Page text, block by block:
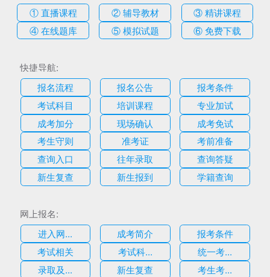
① 直播课程 ② 辅导教材
③ 精讲课程
④ 在线题库
⑤ 模拟试题 ⑥ 免费下载
快捷导航:
报名流程
报名公告
报考条件
考试科目
培训课程
专业加试
成考加分
现场确认
成考免试
考生守则
准考证
考前准备
查询入口
往年录取
查询答疑
新生复查
新生报到 学籍查询
网上报名:
进入网...
成考简介
报考条件
考试相关
考试科...
统一考...
录取及...
新生复查 考生考...